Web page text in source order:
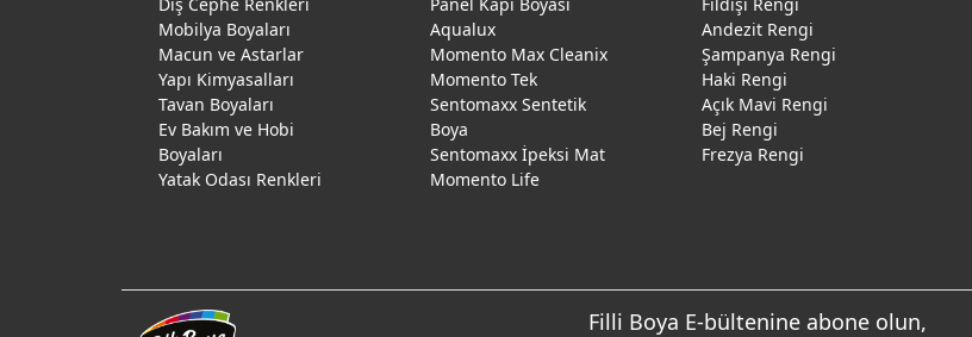
Mobilya Boyaları
Macun ve Astarlar
Yapı Kimyasalları
Tavan Boyaları
Ev Bakım ve Hobi
Boyaları
Yatak Odası Renkleri
Aqualux
Momento Max Cleanix
Momento Tek
Sentomaxx Sentetik
Boya
Sentomaxx İpeksi Mat
Momento Life
Andezit Rengi
Şampanya Rengi
Haki Rengi
Açık Mavi Rengi
Bej Rengi
Frezya Rengi
Filli Boya E-bültenine abone olun,